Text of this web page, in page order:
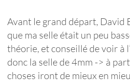
Avant le grand départ, David
que ma selle était un peu
théorie, et conseillé de voir à
donc la selle de 4mm -> à
choses iront de mieux en